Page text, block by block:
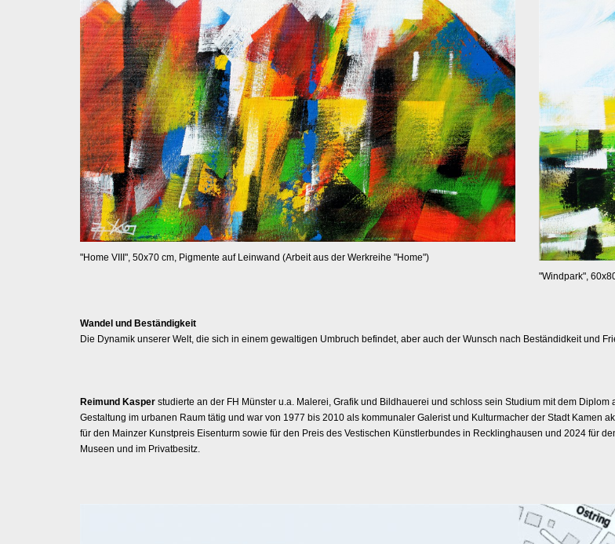
"Home VIII", 50x70 cm, Pigmente auf Leinwand (Arbeit aus der Werkreihe "Home")
"Windpark",
Wandel und Beständigkeit
Die Dynamik unserer Welt, die sich in einem gewaltigen Umbruch befindet, aber auch der Wunsch nach Beständidkeit und
Reimund Kasper studierte an der FH Münster u.a. Malerei, Grafik und Bildhauerei und schloss sein Studium mit dem
Gestaltung im urbanen Raum tätig und war von 1977 bis 2010 als kommunaler Galerist und Kulturmacher der Stadt Kamen
für den Mainzer Kunstpreis Eisenturm sowie für den Preis des Vestischen Künstlerbundes in Recklinghausen und 2024 für
Museen und im Privatbesitz.